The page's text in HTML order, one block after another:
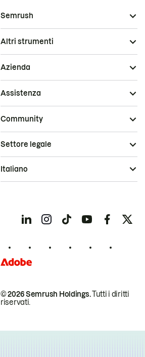
Semrush
Altri strumenti
Azienda
Assistenza
Community
© 2026 Semrush Holdings.Tutti i diritti
riservati.
Settore legale
Italiano